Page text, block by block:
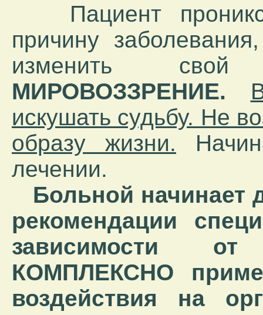
Пациент
причину
изменить
МИРОВОЗЗРЕНИЕ.
искушать судьбу. Не
образу жизни.
лечении.
Больной начинает
рекомендации
зависимости от
КОМПЛЕКСНО
воздействия на